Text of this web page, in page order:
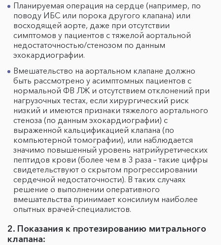
Планируемая операция на сердце (например, по
поводу ИБС или порока другого клапана) или
восходящей аорте, даже при отсутствии
симптомов у пациентов с тяжелой аортальной
недостаточностью/стенозом по данным
эхокардиографии.
Вмешательство на аортальном клапане должно
быть рассмотрено у асимптомных пациентов с
нормальной ФВ ЛЖ и отсутствием отклонений при
нагрузочных тестах, если хирургический риск
низкий и имеются признаки тяжелого аортального
стеноза (по данным эхокардиографии) с
выраженной кальцификацией клапана (по
компьютерной томографии), или наблюдается
значимо повышенный уровень натрийуретических
пептидов крови (более чем в 3 раза – такие цифры
свидетельствуют о скрытом прогрессировании
сердечной недостаточности). В таких случаях
решение о выполнении оперативного
вмешательства принимает консилиум наиболее
опытных врачей-специалистов.
2. Показания к протезированию митрального
клапана: